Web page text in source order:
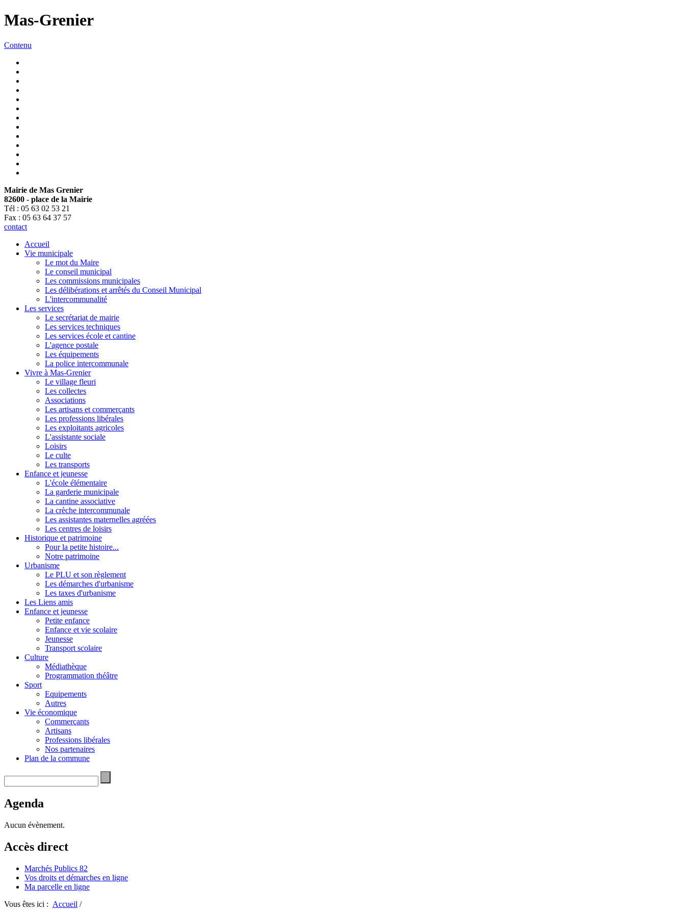
Mas-Grenier
Contenu
Mairie de Mas Grenier
82600 - place de la Mairie
Tél : 05 63 02 53 21
Fax : 05 63 64 37 57
contact
Accueil
Vie municipale
Le mot du Maire
Le conseil municipal
Les commissions municipales
Les délibérations et arrêtés du Conseil Municipal
L'intercommunalité
Les services
Le secrétariat de mairie
Les services techniques
Les services école et cantine
L'agence postale
Les équipements
La police intercommunale
Vivre à Mas-Grenier
Le village fleuri
Les collectes
Associations
Les artisans et commerçants
Les professions libérales
Les exploitants agricoles
L'assistante sociale
Loisirs
Le culte
Les transports
Enfance et jeunesse
L'école élémentaire
La garderie municipale
La cantine associative
La crèche intercommunale
Les assistantes maternelles agréées
Les centres de loisirs
Historique et patrimoine
Pour la petite histoire...
Notre patrimoine
Urbanisme
Le PLU et son règlement
Les démarches d'urbanisme
Les taxes d'urbanisme
Les Liens amis
Enfance et jeunesse
Petite enfance
Enfance et vie scolaire
Jeunesse
Transport scolaire
Culture
Médiathèque
Programmation théâtre
Sport
Equipements
Autres
Vie économique
Commerçants
Artisans
Professions libérales
Nos partenaires
Plan de la commune
Agenda
Aucun évènement.
Accès direct
Marchés Publics 82
Vos droits et démarches en ligne
Ma parcelle en ligne
Vous êtes ici : Accueil /